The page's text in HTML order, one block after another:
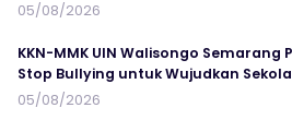
05/08/2026
KKN-MMK UIN Walisongo Semarang
Stop Bullying untuk Wujudkan
05/08/2026